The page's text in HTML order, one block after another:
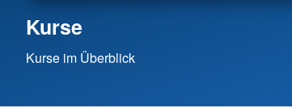
Kurse
Kurse im Überblick